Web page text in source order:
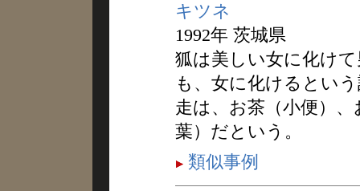
キツネ
1992年 茨城県
狐は美しい女に化け
も、女に化けるとい
走は、お茶（小便）
葉）だという。
類似事例